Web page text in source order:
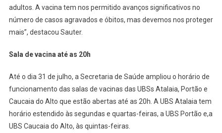
adultos. A vacina tem nos permitido avanços significativos no
número de casos agravados e óbitos, mas devemos nos proteger
mais”, destacou Sauter.
Sala de vacina até as 20h
Até o dia 31 de julho, a Secretaria de Saúde ampliou o horário de
funcionamento das salas de vacinas das UBSs Atalaia, Portão e
Caucaia do Alto que estão abertas até as 20h. A UBS Atalaia tem
horário estendido às segundas e quartas-feiras, a UBS Portão e,a
UBS Caucaia do Alto, às quintas-feiras.